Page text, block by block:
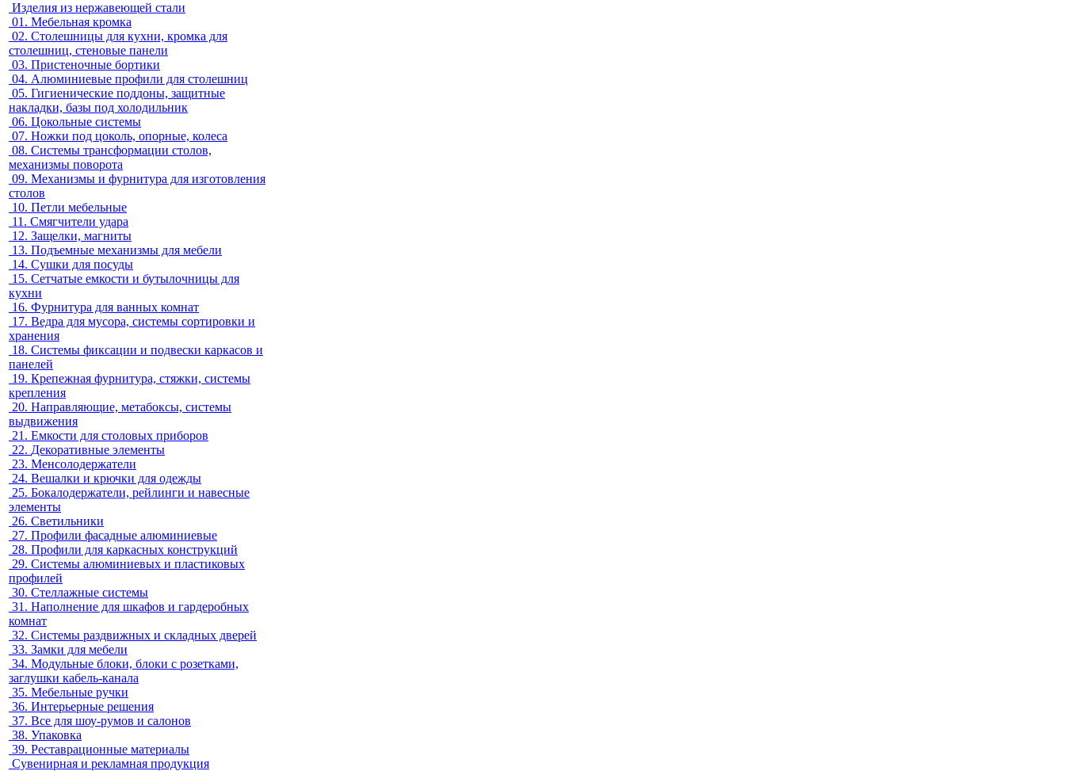
Изделия из нержавеющей стали
01. Мебельная кромка
02. Столешницы для кухни, кромка для
столешниц, стеновые панели
03. Пристеночные бортики
04. Алюминиевые профили для столешниц
05. Гигиенические поддоны, защитные
накладки, базы под холодильник
06. Цокольные системы
07. Ножки под цоколь, опорные, колеса
08. Системы трансформации столов,
механизмы поворота
09. Механизмы и фурнитура для изготовления
столов
10. Петли мебельные
11. Смягчители удара
12. Защелки, магниты
13. Подъемные механизмы для мебели
14. Сушки для посуды
15. Сетчатые емкости и бутылочницы для
кухни
16. Фурнитура для ванных комнат
17. Ведра для мусора, системы сортировки и
хранения
18. Системы фиксации и подвески каркасов и
панелей
19. Крепежная фурнитура, стяжки, системы
крепления
20. Направляющие, метабоксы, системы
выдвижения
21. Емкости для столовых приборов
22. Декоративные элементы
23. Менсолодержатели
24. Вешалки и крючки для одежды
25. Бокалодержатели, рейлинги и навесные
элементы
26. Светильники
27. Профили фасадные алюминиевые
28. Профили для каркасных конструкций
29. Системы алюминиевых и пластиковых
профилей
30. Стеллажные системы
31. Наполнение для шкафов и гардеробных
комнат
32. Системы раздвижных и складных дверей
33. Замки для мебели
34. Модульные блоки, блоки с розетками,
заглушки кабель-канала
35. Мебельные ручки
36. Интерьерные решения
37. Все для шоу-румов и салонов
38. Упаковка
39. Реставрационные материалы
Сувенирная и рекламная продукция